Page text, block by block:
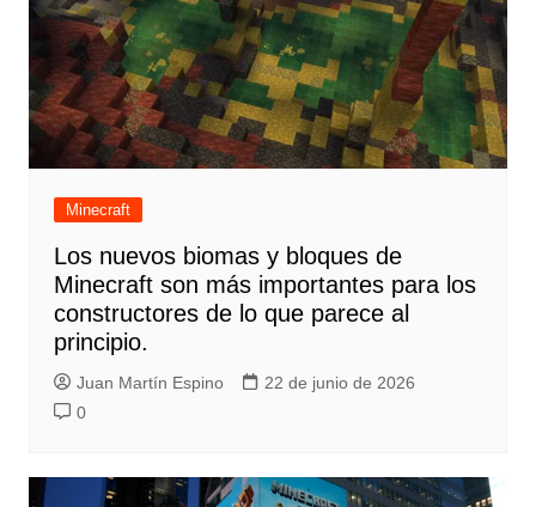
Minecraft
Los nuevos biomas y bloques de
Minecraft son más importantes para los
constructores de lo que parece al
principio.
Juan Martín Espino
22 de junio de 2026
0